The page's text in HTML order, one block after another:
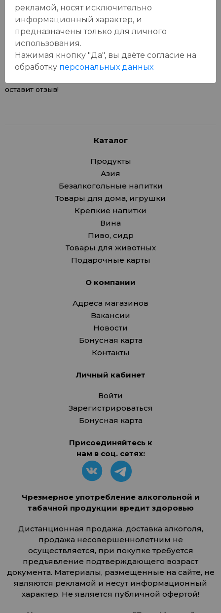
Отзывы:
Оставить отзыв
У данного товара еще нет отзывов, будьте первым, кто
оставит отзыв!
Каталог
Продукты
Азия
Безалкогольные напитки
Товары для дома, игрушки
Крепкие напитки
Вина
Пиво, сидр
Товары для животных
Подарочные карты
О компании
Адреса магазинов
Вакансии
Новости
Бонусная карта
Контакты
Личный кабинет
Войти
Зарегистрироваться
Бонусная карта
Присоединяйтесь к
нам в соц. сетях:
Чрезмерное употребление алкогольной и
табачной продукции вредит здоровью
Дистанционная продажа, доставка алкоголя,
продажа несовершеннолетним не
осуществляется, при покупке требуется
предъявление подтверждающего возраст
документа. Материалы, размещенные на сайте, не
являются рекламой и несут информационный
характер. Не является публичной офертой!
рекламой, носят исключительно
информационный характер, и
предназначены только для личного
использования.
Нажимая кнопку "Да", вы даёте cогласие на
обработку персональных данных